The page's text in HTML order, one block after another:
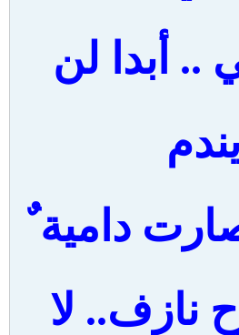
.. أبدا لن
يندم
دامية
نازف.. لا